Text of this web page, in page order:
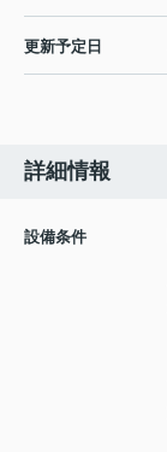
更新予定日
詳細情報
設備条件